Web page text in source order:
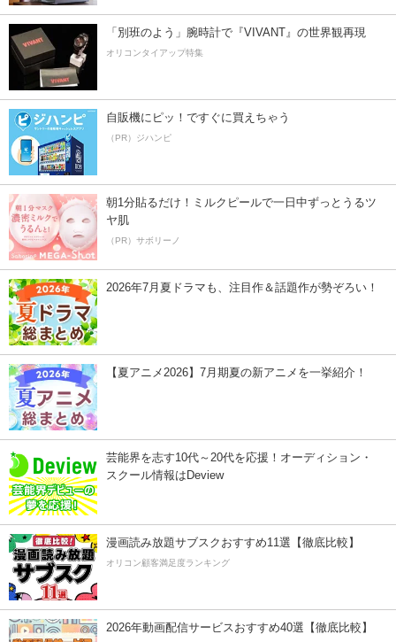
「別班のよう」腕時計で『VIVANT』の世界観再現
オリコンタイアップ特集
自販機にピッ！ですぐに買えちゃう
（PR）ジハンピ
朝1分貼るだけ！ミルクピールで一日中ずっとうるツ
ヤ肌
（PR）サボリーノ
2026年7月夏ドラマも、注目作＆話題作が勢ぞろい！
【夏アニメ2026】7月期夏の新アニメを一挙紹介！
芸能界を志す10代～20代を応援！オーディション・
スクール情報はDeview
漫画読み放題サブスクおすすめ11選【徹底比較】
オリコン顧客満足度ランキング
2026年動画配信サービスおすすめ40選【徹底比較】